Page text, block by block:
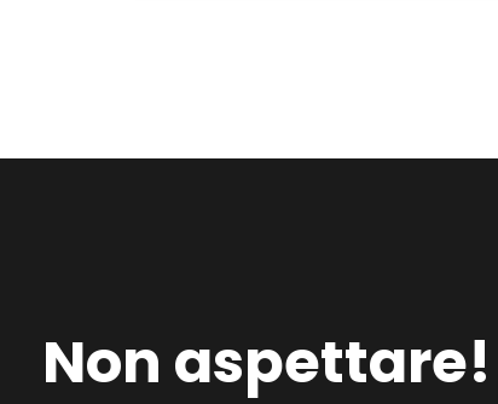
Non aspettare!